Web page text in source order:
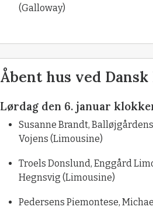
(Galloway)
Åbent hus ved
Lørdag den 6. januar
Susanne Brandt,
Vojens (Limousine)
Troels Donslund, Enggård
Hegnsvig (Limousine)
Pedersens Piemontese,